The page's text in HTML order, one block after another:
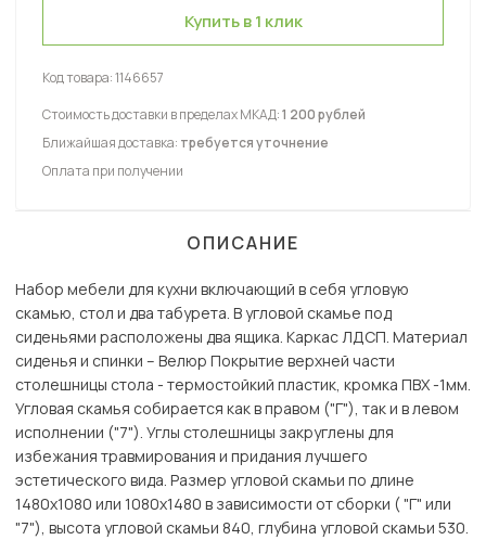
Купить в 1 клик
Код товара:1146657
Стоимость доставки в пределах МКАД:1 200 рублей
Ближайшая доставка: требуется уточнение
Оплата при получении
ОПИСАНИЕ
Набор мебели для кухни включающий в себя угловую
скамью, стол и два табурета. В угловой скамье под
сиденьями расположены два ящика. Каркас ЛДСП. Материал
сиденья и спинки – Велюр Покрытие верхней части
столешницы стола - термостойкий пластик, кромка ПВХ -1мм.
Угловая скамья собирается как в правом ("Г"), так и в левом
исполнении ("7"). Углы столешницы закруглены для
избежания травмирования и придания лучшего
эстетического вида. Размер угловой скамьи по длине
1480х1080 или 1080х1480 в зависимости от сборки ( "Г" или
"7"), высота угловой скамьи 840, глубина угловой скамьи 530.